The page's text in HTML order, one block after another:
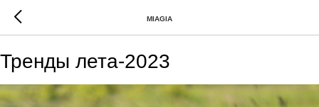
MIAGIA
Тренды лета-2023